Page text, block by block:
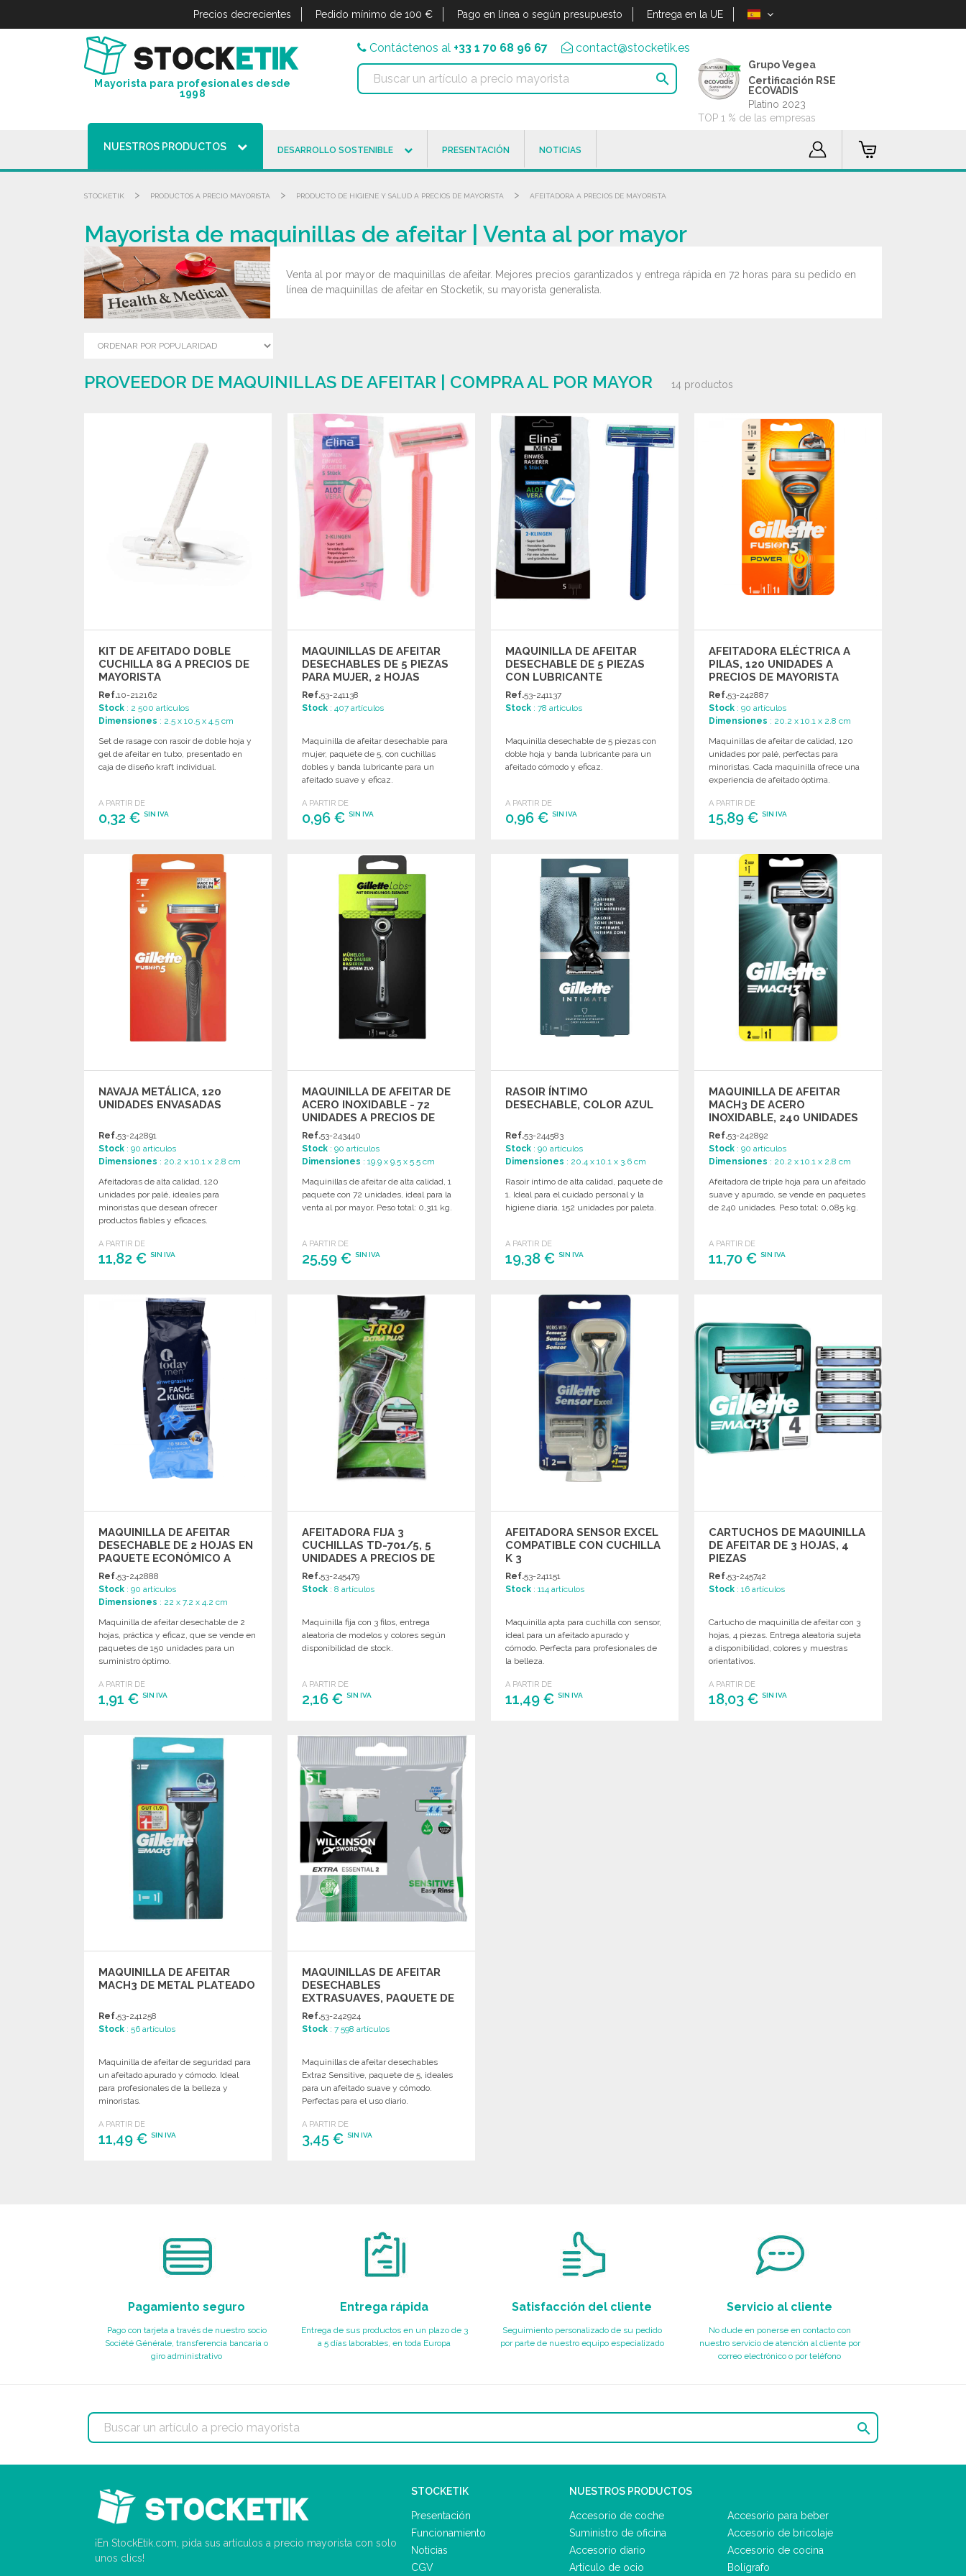
Precios decrecientes Pedido mínimo de 100 € Pago en línea o según presupuesto Entrega en la UE
Mayorista para profesionales desde
1998
Contáctenos al +33 1 70 68 96 67 contact@stocketik.es

Grupo Vegea
Certificación RSE
ECOVADIS
Platino 2023
TOP 1 % de las empresas
NUESTROS PRODUCTOS DESARROLLO SOSTENIBLE PRESENTACIÓN NOTICIAS
STOCKETIK > PRODUCTOS A PRECIO MAYORISTA > PRODUCTO DE HIGIENE Y SALUD A PRECIOS DE MAYORISTA > AFEITADORA A PRECIOS DE MAYORISTA
Mayorista de maquinillas de afeitar | Venta al por mayor
Venta al por mayor de maquinillas de afeitar. Mejores precios garantizados y entrega rápida en 72 horas para su pedido en
línea de maquinillas de afeitar en Stocketik, su mayorista generalista.
PROVEEDOR DE MAQUINILLAS DE AFEITAR | COMPRA AL POR MAYOR 14 productos
KIT DE AFEITADO DOBLE
CUCHILLA 8G A PRECIOS DE
MAYORISTA
Ref.10-212162
Stock : 2 500 artículos
Dimensiones : 2.5 x 10.5 x 4.5 cm
Set de rasage con rasoir de doble hoja y
gel de afeitar en tubo, presentado en
caja de diseño kraft individual.
A PARTIR DE
0,32 € SIN IVA
Solicitar un presupuesto
MAQUINILLAS DE AFEITAR
DESECHABLES DE 5 PIEZAS
PARA MUJER, 2 HOJAS
Ref.53-241138
Stock : 407 artículos
Maquinilla de afeitar desechable para
mujer, paquete de 5, con cuchillas
dobles y banda lubricante para un
afeitado suave y eficaz.
A PARTIR DE
0,96 €SIN IVA
Solicitar un presupuesto
MAQUINILLA DE AFEITAR
DESECHABLE DE 5 PIEZAS
CON LUBRICANTE
Ref.53-241137
Stock : 78 artículos
Maquinilla desechable de 5 piezas con
doble hoja y banda lubricante para un
afeitado cómodo y eficaz.
A PARTIR DE
0,96 €SIN IVA
Solicitar un presupuesto
AFEITADORA ELÉCTRICA A
PILAS, 120 UNIDADES A
PRECIOS DE MAYORISTA
Ref.53-242887
Stock : 90 artículos
Dimensiones : 20.2 x 10.1 x 2.8 cm
Maquinillas de afeitar de calidad, 120
unidades por palé, perfectas para
minoristas. Cada maquinilla ofrece una
experiencia de afeitado óptima.
A PARTIR DE
15,89 €SIN IVA
Solicitar un presupuesto
NAVAJA METÁLICA, 120
UNIDADES ENVASADAS
Ref.53-242891
Stock : 90 artículos
Dimensiones : 20.2 x 10.1 x 2.8 cm
Afeitadoras de alta calidad, 120
unidades por palé, ideales para
minoristas que desean ofrecer
productos fiables y eficaces.
A PARTIR DE
11,82 € SIN IVA
Solicitar un presupuesto
MAQUINILLA DE AFEITAR DE
ACERO INOXIDABLE - 72
UNIDADES A PRECIOS DE
MAYORISTA
Ref.53-243440
Stock : 90 artículos
Dimensiones : 19.9 x 9.5 x 5.5 cm
Maquinillas de afeitar de alta calidad, 1
paquete con 72 unidades, ideal para la
venta al por mayor. Peso total: 0,311 kg.
A PARTIR DE
25,59 €SIN IVA
Solicitar un presupuesto
RASOIR ÍNTIMO
DESECHABLE, COLOR AZUL
Ref.53-244583
Stock : 90 artículos
Dimensiones : 20.4 x 10.1 x 3.6 cm
Rasoir íntimo de alta calidad, paquete de
1. Ideal para el cuidado personal y la
higiene diaria. 152 unidades por paleta.
A PARTIR DE
19,38 €SIN IVA
Solicitar un presupuesto
MAQUINILLA DE AFEITAR
MACH3 DE ACERO
INOXIDABLE, 240 UNIDADES
Ref.53-242892
Stock : 90 artículos
Dimensiones : 20.2 x 10.1 x 2.8 cm
Afeitadora de triple hoja para un afeitado
suave y apurado, se vende en paquetes
de 240 unidades. Peso total: 0,085 kg.
A PARTIR DE
11,70 €SIN IVA
MAQUINILLA DE AFEITAR
DESECHABLE DE 2 HOJAS EN
PAQUETE ECONÓMICO A
PRECIOS DE MAYORISTA
Ref.53-242888
Stock : 90 artículos
Dimensiones : 22 x 7.2 x 4.2 cm
Maquinilla de afeitar desechable de 2
hojas, práctica y eficaz, que se vende en
paquetes de 150 unidades para un
suministro óptimo.
A PARTIR DE
1,91 € SIN IVA
Solicitar un presupuesto
AFEITADORA FIJA 3
CUCHILLAS TD-701/5, 5
UNIDADES A PRECIOS DE
MAYORISTA
Ref.53-245479
Stock : 8 artículos
Maquinilla fija con 3 filos, entrega
aleatoria de modelos y colores según
disponibilidad de stock.
A PARTIR DE
2,16 €SIN IVA
Solicitar un presupuesto
AFEITADORA SENSOR EXCEL
COMPATIBLE CON CUCHILLA
K 3
Ref.53-241151
Stock : 114 artículos
Maquinilla apta para cuchilla con sensor,
ideal para un afeitado apurado y
cómodo. Perfecta para profesionales de
la belleza.
A PARTIR DE
11,49 €SIN IVA
CARTUCHOS DE MAQUINILLA
DE AFEITAR DE 3 HOJAS, 4
PIEZAS
Ref.53-245742
Stock : 16 artículos
Cartucho de maquinilla de afeitar con 3
hojas, 4 piezas. Entrega aleatoria sujeta
a disponibilidad, colores y muestras
orientativos.
A PARTIR DE
18,03 €SIN IVA
MAQUINILLA DE AFEITAR
MACH3 DE METAL PLATEADO
Ref.53-241258
Stock : 56 artículos
Maquinilla de afeitar de seguridad para
un afeitado apurado y cómodo. Ideal
para profesionales de la belleza y
minoristas.
A PARTIR DE
11,49 € SIN IVA
MAQUINILLAS DE AFEITAR
DESECHABLES
EXTRASUAVES, PAQUETE DE
5 A PRECIOS DE MAYORISTA
Ref.53-242924
Stock : 7 598 artículos
Maquinillas de afeitar desechables
Extra2 Sensitive, paquete de 5, ideales
para un afeitado suave y cómodo.
Perfectas para el uso diario.
A PARTIR DE
3,45 €SIN IVA
Pagamiento seguro
Pago con tarjeta a través de nuestro socio
Société Générale, transferencia bancaria o
giro administrativo
Entrega rápida
Entrega de sus productos en un plazo de 3
a 5 días laborables, en toda Europa
Satisfacción del cliente
Seguimiento personalizado de su pedido
por parte de nuestro equipo especializado
Servicio al cliente
No dude en ponerse en contacto con
nuestro servicio de atención al cliente por
correo electrónico o por teléfono

¡En StockEtik.com, pida sus artículos a precio mayorista con solo
unos clics!
STOCKETIK
Presentación
Funcionamiento
Noticias
CGV
NUESTROS PRODUCTOS
Accesorio de coche
Suministro de oficina
Accesorio diario
Artículo de ocio
Accesorio para beber
Accesorio de bricolaje
Accesorio de cocina
Bolígrafo